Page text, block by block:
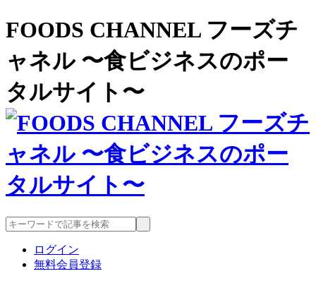
FOODS CHANNEL フーズチ
ャネル 〜食ビジネスのポー
タルサイト〜
ログイン
無料会員登録